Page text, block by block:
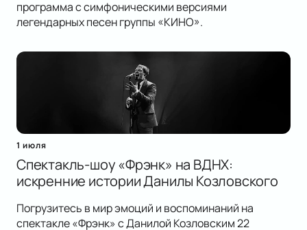
программа с симфоническими версиями
легендарных песен группы «КИНО».
1 июля
Спектакль-шоу «Фрэнк» на ВДНХ:
искренние истории Данилы Козловского
Погрузитесь в мир эмоций и воспоминаний на
спектакле «Фрэнк» с Данилой Козловским 22